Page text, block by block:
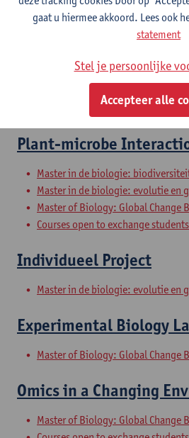
Vorm en functie :
Bachelor in de biologie
Biodiversiteit en functie
Bachelor in de biochemie en
Plant-microbe
Master in de biologie:
Master in de biologie: evolutie en
Master of Biology: Global Change
Courses open to exchange
Individueel Project
Master in de biologie: evolutie en
Experimental Biology
Master of Biology: Global Change
Omics in a Changing
Master of Biology: Global Change
gaat u hiermee akkoord. Lees ook
statement
Stel je persoonlijke
Accepteer alle